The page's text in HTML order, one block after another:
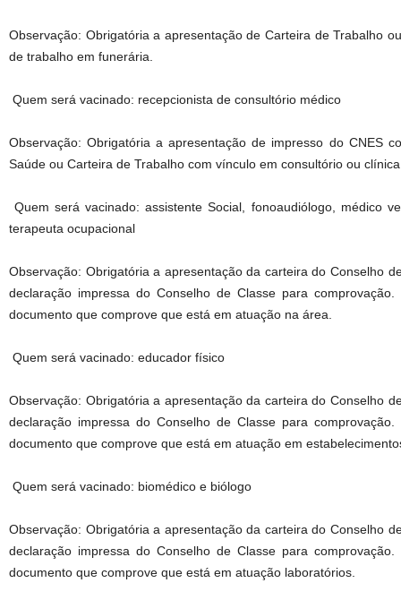
Observação: Obrigatória a apresentação de Carteira de Trabalho
de trabalho em funerária.
Quem será vacinado: recepcionista de consultório médico
Observação: Obrigatória a apresentação de impresso do CNES
Saúde ou Carteira de Trabalho com vínculo em consultório ou
Quem será vacinado: assistente Social, fonoaudiólogo, médico
terapeuta ocupacional
Observação: Obrigatória a apresentação da carteira do Conselho
declaração impressa do Conselho de Classe para
documento que comprove que está em atuação na área.
Quem será vacinado: educador físico
Observação: Obrigatória a apresentação da carteira do Conselho
declaração impressa do Conselho de Classe para
documento que comprove que está em atuação em
Quem será vacinado: biomédico e biólogo
Observação: Obrigatória a apresentação da carteira do Conselho
declaração impressa do Conselho de Classe para
documento que comprove que está em atuação laboratórios.